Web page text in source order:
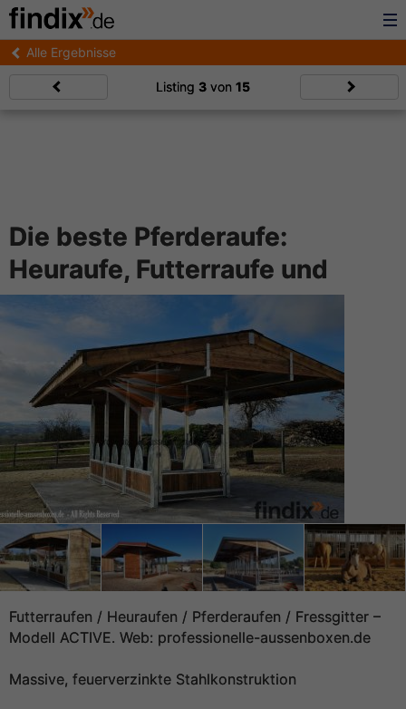
Alle Ergebnisse
Listing 3 von 15
Die beste Pferderaufe:
Heuraufe, Futterraufe und
Futterraufen / Heuraufen / Pferderaufen / Fressgitter –
Modell ACTIVE. Web: professionelle-aussenboxen.de
Massive, feuerverzinkte Stahlkonstruktion